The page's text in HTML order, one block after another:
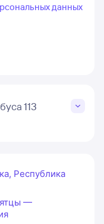
данных
113
Республика
—